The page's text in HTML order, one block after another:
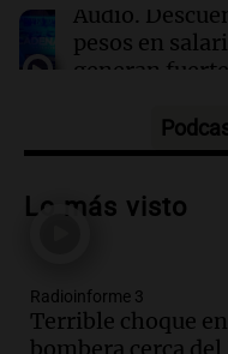
Audio.
pesos en
generan
Audio.
sus salarios y
Audio.
fallece tras
Lo más visto
Radioinforme 3
Terrible choque
bombera cerca